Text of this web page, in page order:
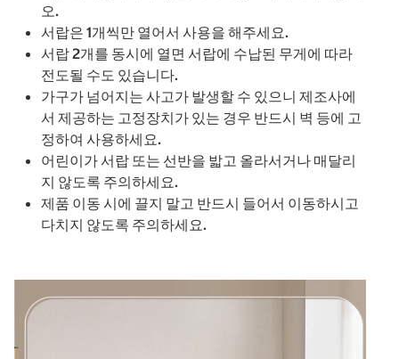
오.
서랍은 1개씩만 열어서 사용을 해주세요.
서랍 2개를 동시에 열면 서랍에 수납된 무게에 따라
전도될 수도 있습니다.
가구가 넘어지는 사고가 발생할 수 있으니 제조사에
서 제공하는 고정장치가 있는 경우 반드시 벽 등에 고
정하여 사용하세요.
어린이가 서랍 또는 선반을 밟고 올라서거나 매달리
지 않도록 주의하세요.
제품 이동 시에 끌지 말고 반드시 들어서 이동하시고
다치지 않도록 주의하세요.